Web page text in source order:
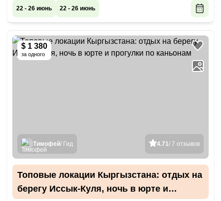
22 - 26 июнь 22 - 26 июнь
$ 1 380
за одного
4.71/ 7 отзывов
Тимофей/ Гид
Топовые локации Кыргызстана: отдых на
берегу Иссык-Куля, ночь в юрте и